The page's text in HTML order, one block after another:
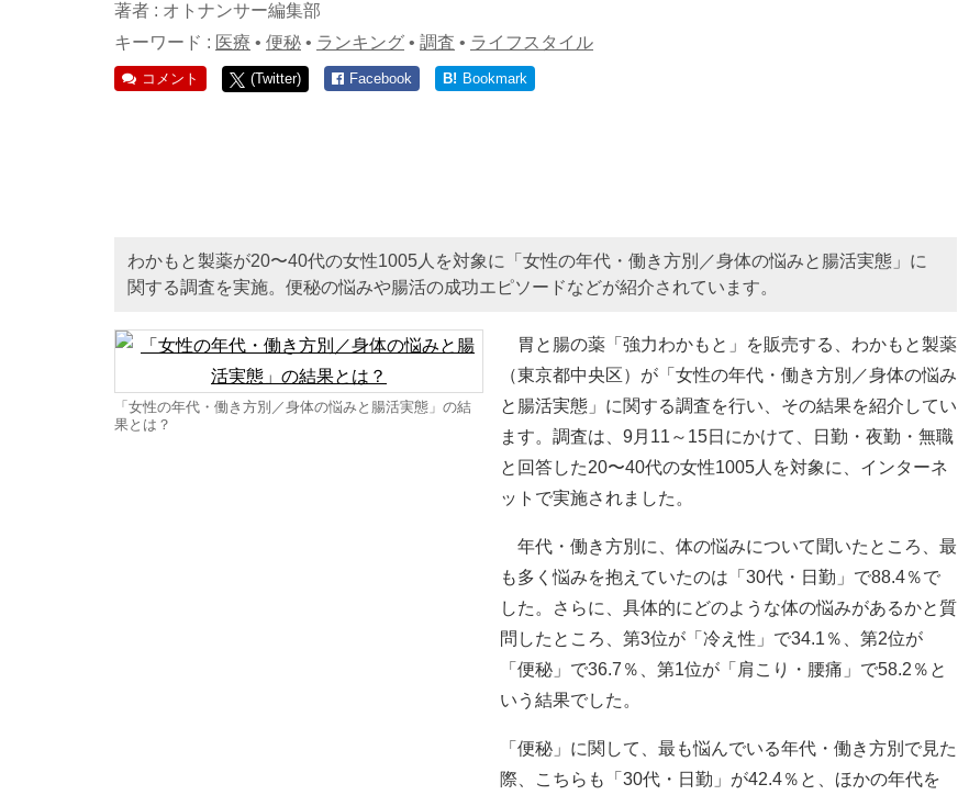
著者 : オトナンサー編集部
キーワード : 医療 • 便秘 • ランキング • 調査 • ライフスタイル
コメント (Twitter) Facebook B! Bookmark
わかもと製薬が20〜40代の女性1005人を対象に「女性の年代・働き方別／身体の悩みと腸活実態」に
関する調査を実施。便秘の悩みや腸活の成功エピソードなどが紹介されています。
「女性の年代・働き方別／身体の悩みと腸活実態」の結
果とは？
胃と腸の薬「強力わかもと」を販売する、わかもと製薬
（東京都中央区）が「女性の年代・働き方別／身体の悩み
と腸活実態」に関する調査を行い、その結果を紹介してい
ます。調査は、9月11～15日にかけて、日勤・夜勤・無職
と回答した20〜40代の女性1005人を対象に、インターネ
ットで実施されました。
年代・働き方別に、体の悩みについて聞いたところ、最
も多く悩みを抱えていたのは「30代・日勤」で88.4％で
した。さらに、具体的にどのような体の悩みがあるかと質
問したところ、第3位が「冷え性」で34.1％、第2位が
「便秘」で36.7％、第1位が「肩こり・腰痛」で58.2％と
いう結果でした。
「便秘」に関して、最も悩んでいる年代・働き方別で見た
際、こちらも「30代・日勤」が42.4％と、ほかの年代を